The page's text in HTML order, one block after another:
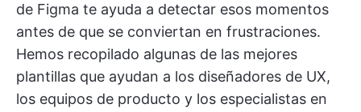
de Figma te ayuda a detectar esos momentos
antes de que se conviertan en frustraciones.
Hemos recopilado algunas de las mejores
plantillas que ayudan a los diseñadores de UX,
los equipos de producto y los especialistas en